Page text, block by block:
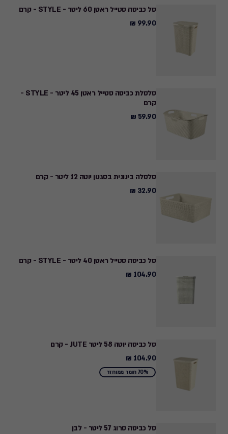
סל כביסה סטייל ראטן 60 ליטר - STYLE - קרם
99.90
99.90 ₪
סלסלת כביסה סטייל ראטן 45 ליטר - STYLE -
קרם
59.90
59.90 ₪
סלסלה בינונית בסגנון יוטה 12 ליטר - קרם
32.90
32.90 ₪
סל כביסה סטייל ראטן 40 ליטר - STYLE - קרם
104.90
104.90 ₪
סל כביסה יוטה 58 ליטר JUTE - קרם
104.90
₪
104.90 ₪
70% חומר ממוחזר
סל כביסה סרוג 57 ליטר - לבן